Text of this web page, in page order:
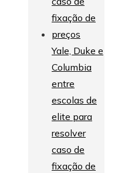
Yale, Duke e
Columbia
entre
escolas de
elite para
resolver
caso de
fixação de